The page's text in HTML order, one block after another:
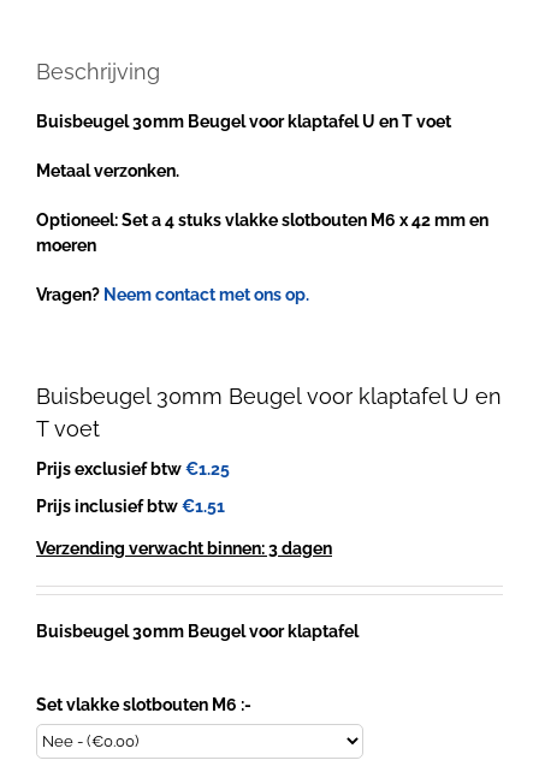
Buisbeugel 30mm Beugel voor klaptafel U en
T voet
Prijs exclusief btw€1.25
Prijs inclusief btw€1.51
Verzending verwacht binnen: 3 dagen
Buisbeugel 30mm Beugel voor klaptafel
Set vlakke slotbouten M6 :-
Beschrijving
Buisbeugel 30mm Beugel voor klaptafel U en T voet
Metaal verzonken.
Optioneel: Set a 4 stuks vlakke slotbouten M6 x 42 mm en
moeren
Vragen? Neem contact met ons op.